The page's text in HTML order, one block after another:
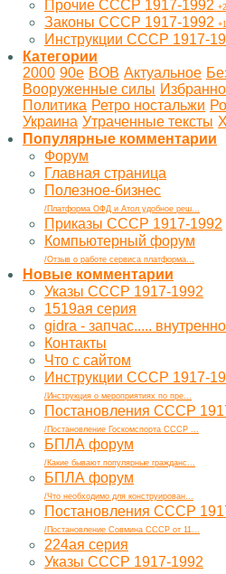
Прочие СССР 1917-1992
Законы СССР 1917-1992
Инструкции СССР 1917-
Категории
2000 90е BOB Актуальное
Вооруженные силы
Политика Ретро ностальжи
Украина Утраченные тексты
Популярные комментарии
Форум
Главная страница
Полезное-бизнес
/Платформа ОФД и Атол удобное реш...
Приказы СССР 1917-1992
Компьютерный форум
/Отзыв о работе сервиса платформа...
Новые комментарии
Указы СССР 1917-1992
1519ая серия
gidra - запчас.....
Контакты
Что с сайтом
Инструкции СССР 1917-
/Инструкция о мероприятиях по пре...
Постановления СССР
/Постановление Госкомспорта СССР ...
БПЛА форум
/Какие бывают популярные гражданс...
БПЛА форум
/Что необходимо для конструирован...
Постановления СССР
/Постановление Совмина СССР от 11...
224ая серия
Указы СССР 1917-1992